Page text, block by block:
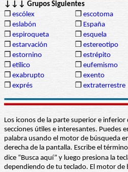
↓↓↓ Grupos Siguientes
❒ escólex ❒ escotoma
❒ eslabón ❒ España
❒ espiroqueta ❒ esquela
❒ estarvación ❒ estereotipo
❒ estornino ❒ estrépito
❒ etílico ❒ eufemismo
❒ exabrupto ❒ exento
❒ exprés ❒ extraterrestre
Los iconos de la parte superior e
secciones útiles e interesantes. Puedes
palabra usando el motor de búsqueda
derecha de la pantalla. Escribe el
dice “Busca aquí” y luego presiona la
dependiendo de tu teclado. El motor de